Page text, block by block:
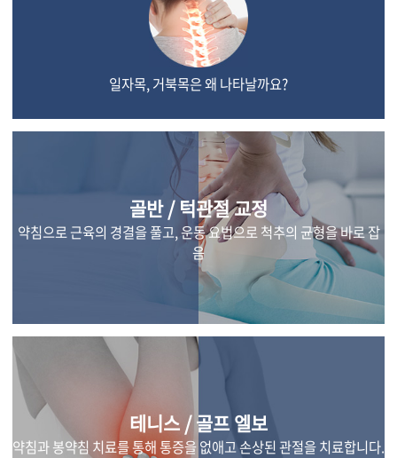
일자목, 거북목은 왜 나타날까요?
골반 / 턱관절 교정
약침으로 근육의 경결을 풀고, 운동 요법으로 척추의 균형을 바로 잡
음
테니스 / 골프 엘보
약침과 봉약침 치료를 통해 통증을 없애고 손상된 관절을 치료합니다.